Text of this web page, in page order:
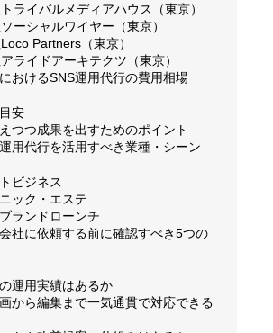
ライバルメディアハウス（東京）
ーシャルワイヤー（東京）
Partners（東京）
ライドアーキテクツ（東京）
おけるSNS運用代行の費用相場
安
つつ成果を出すためのポイント
用代行を活用すべき業種・シーン
ビジネス
ック・エステ
ランドローンチ
社に依頼する前に確認すべき5つの
運用実績はあるか
から編集まで一気通貫で対応できる